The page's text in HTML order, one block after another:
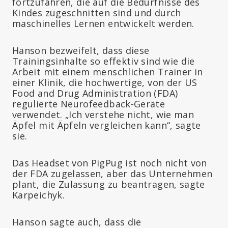
Kindes zugeschnitten sind und durch
maschinelles Lernen entwickelt werden.
Hanson bezweifelt, dass diese
Trainingsinhalte so effektiv sind wie die
Arbeit mit einem menschlichen Trainer in
einer Klinik, die hochwertige, von der US
Food and Drug Administration (FDA)
regulierte Neurofeedback-Geräte
verwendet. „Ich verstehe nicht, wie man
Äpfel mit Äpfeln vergleichen kann“, sagte
sie.
Das Headset von PigPug ist noch nicht von
der FDA zugelassen, aber das Unternehmen
plant, die Zulassung zu beantragen, sagte
Karpeichyk.
Hanson sagte auch, dass die